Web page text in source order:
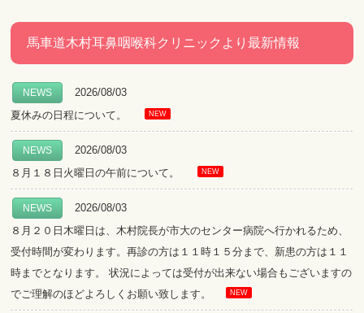
馬車道木村耳鼻咽喉科クリニックより最新情報
NEWS
2026/08/03
夏休みの日程について。
NEW
NEWS
2026/08/03
８月１８日火曜日の午前について。
NEW
NEWS
2026/08/03
８月２０日木曜日は、木村院長が市大のセンター病院へ行かれるため、
受付時間が変わります。再診の方は１１時１５分まで、新患の方は１１
時までとなります。 状況によっては受付が出来ない場合もございますの
でご理解のほどよろしくお願い致します。
NEW